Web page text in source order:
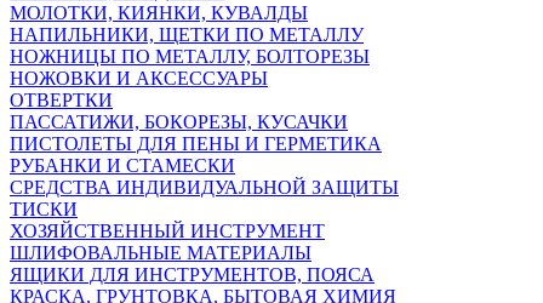
МОЛОТКИ, КИЯНКИ, КУВАЛДЫ
НАПИЛЬНИКИ, ЩЕТКИ ПО МЕТАЛЛУ
НОЖНИЦЫ ПО МЕТАЛЛУ, БОЛТОРЕЗЫ
НОЖОВКИ И АКСЕССУАРЫ
ОТВЕРТКИ
ПАССАТИЖИ, БОКОРЕЗЫ, КУСАЧКИ
ПИСТОЛЕТЫ ДЛЯ ПЕНЫ И ГЕРМЕТИКА
РУБАНКИ И СТАМЕСКИ
СРЕДСТВА ИНДИВИДУАЛЬНОЙ ЗАЩИТЫ
ТИСКИ
ХОЗЯЙСТВЕННЫЙ ИНСТРУМЕНТ
ШЛИФОВАЛЬНЫЕ МАТЕРИАЛЫ
ЯЩИКИ ДЛЯ ИНСТРУМЕНТОВ, ПОЯСА
КРАСКА, ГРУНТОВКА, БЫТОВАЯ ХИМИЯ